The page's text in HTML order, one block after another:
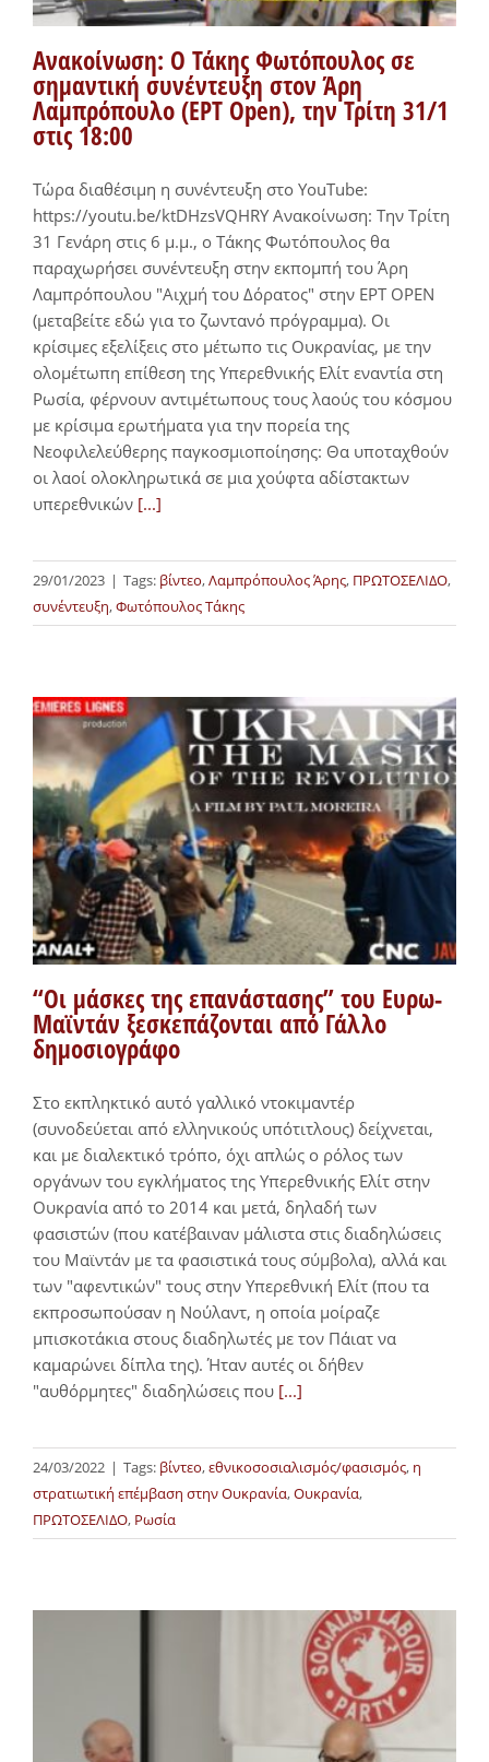
Ανακοίνωση: Ο Τάκης Φωτόπουλος σε
σημαντική συνέντευξη στον Άρη
Λαμπρόπουλο (ΕΡΤ Open), την Τρίτη 31/1
στις 18:00
Τώρα διαθέσιμη η συνέντευξη στο YouTube:
https://youtu.be/ktDHzsVQHRY Ανακοίνωση: Την Τρίτη
31 Γενάρη στις 6 μ.μ., ο Τάκης Φωτόπουλος θα
παραχωρήσει συνέντευξη στην εκπομπή του Άρη
Λαμπρόπουλου "Αιχμή του Δόρατος" στην ΕΡΤ OPEN
(μεταβείτε εδώ για το ζωντανό πρόγραμμα). Οι
κρίσιμες εξελίξεις στο μέτωπο τις Ουκρανίας, με την
ολομέτωπη επίθεση της Υπερεθνικής Ελίτ εναντία στη
Ρωσία, φέρνουν αντιμέτωπους τους λαούς του κόσμου
με κρίσιμα ερωτήματα για την πορεία της
Νεοφιλελεύθερης παγκοσμιοποίησης: Θα υποταχθούν
οι λαοί ολοκληρωτικά σε μια χούφτα αδίστακτων
υπερεθνικών [...]
29/01/2023 | Tags: βίντεο,Λαμπρόπουλος Άρης, ΠΡΩΤΟΣΕΛΙΔΟ,
συνέντευξη,Φωτόπουλος Τάκης
“Οι μάσκες της επανάστασης” του Ευρω-
Μαϊντάν ξεσκεπάζονται από Γάλλο
δημοσιογράφο
Στο εκπληκτικό αυτό γαλλικό ντοκιμαντέρ
(συνοδεύεται από ελληνικούς υπότιτλους) δείχνεται,
και με διαλεκτικό τρόπο, όχι απλώς ο ρόλος των
οργάνων του εγκλήματος της Υπερεθνικής Ελίτ στην
Ουκρανία από το 2014 και μετά, δηλαδή των
φασιστών (που κατέβαιναν μάλιστα στις διαδηλώσεις
του Μαϊντάν με τα φασιστικά τους σύμβολα), αλλά και
των "αφεντικών" τους στην Υπερεθνική Ελίτ (που τα
εκπροσωπούσαν η Νούλαντ, η οποία μοίραζε
μπισκοτάκια στους διαδηλωτές με τον Πάιατ να
καμαρώνει δίπλα της). Ήταν αυτές οι δήθεν
"αυθόρμητες" διαδηλώσεις που [...]
24/03/2022 | Tags: βίντεο,εθνικοσοσιαλισμός/φασισμός, η
στρατιωτική επέμβαση στην Ουκρανία,Ουκρανία,
ΠΡΩΤΟΣΕΛΙΔΟ, Ρωσία